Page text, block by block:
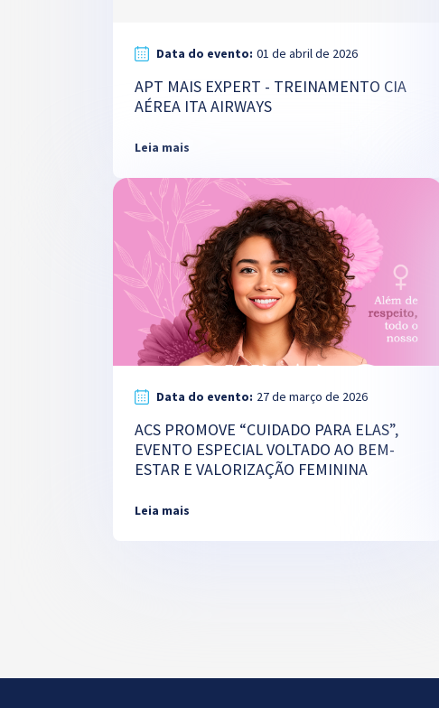
Data do evento: 01 de abril de 2026
APT MAIS EXPERT - TREINAMENTO CIA
AÉREA ITA AIRWAYS
Leia mais
Data do evento: 27 de março de 2026
ACS PROMOVE “CUIDADO PARA ELAS”,
EVENTO ESPECIAL VOLTADO AO BEM-
ESTAR E VALORIZAÇÃO FEMININA
Leia mais